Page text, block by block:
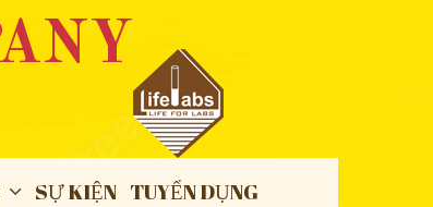
SỰ KIỆN TUYỂN DỤNG